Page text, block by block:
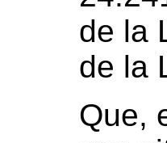
de la
de la
Que,